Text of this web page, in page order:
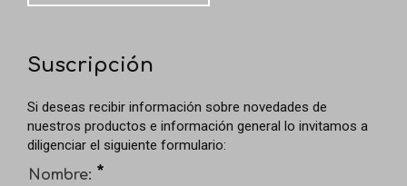
Suscripción
Si deseas recibir información sobre novedades de
nuestros productos e información general lo invitamos a
diligenciar el siguiente formulario:
Nombre: *